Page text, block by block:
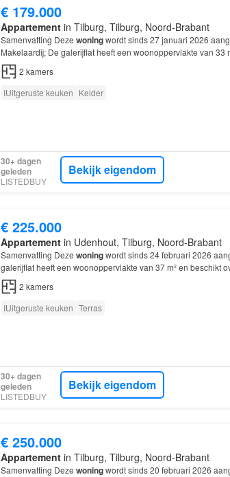
€ 179.000
Appartementin Tilburg, Tilburg, Noord-Brabant
Samenvatting Deze woningwordt sinds 27 januari 2026
Makelaardij; De galerijflat heeft een woonoppervlakte van 33
kamers, waarvan 1 slaapkamer; De
2 kamers
IUitgeruste keuken Kelder
30+ dagen
geleden
LISTEDBUY
Bekijk eigendom
€ 225.000
Appartementin Udenhout, Tilburg, Noord-Brabant
Samenvatting Deze woningwordt sinds 24 februari 2026
galerijflat heeft een woonoppervlakte van 37 m² en beschikt
slaapkamer; De
2 kamers
IUitgeruste keuken Terras
30+ dagen
geleden
LISTEDBUY
Bekijk eigendom
€ 250.000
Appartementin Tilburg, Tilburg, Noord-Brabant
Samenvatting Deze woningwordt sinds 20 februari 2026